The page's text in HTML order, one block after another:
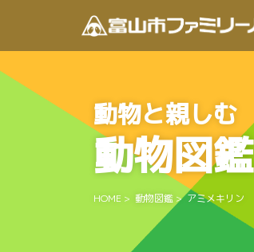
動物と親しむ
動物図鑑
HOME > 動物図鑑 >アミメキリン